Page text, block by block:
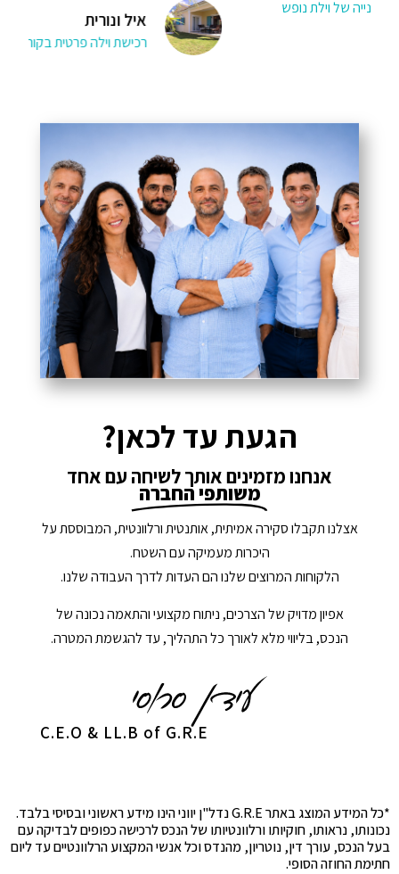
איל ונורית
רכישת וילה פרטית בקורפו
הגעת עד לכאן?
אנחנו מזמינים אותך לשיחה עם אחד
משותפי החברה
אצלנו תקבלו סקירה אמיתית, אותנטית ורלוונטית, המבוססת על
היכרות מעמיקה עם השטח.
הלקוחות המרוצים שלנו הם העדות לדרך העבודה שלנו.
אפיון מדויק של הצרכים, ניתוח מקצועי והתאמה נכונה של
הנכס, בליווי מלא לאורך כל התהליך, עד להגשמת המטרה.
C.E.O & LL.B of G.R.E
*כל המידע המוצג באתר G.R.E נדל"ן יווני הינו מידע ראשוני ובסיסי בלבד.
נכונותו, נראותו, חוקיותו ורלוונטיותו של הנכס לרכישה כפופים לבדיקה עם
בעל הנכס, עורך דין, נוטריון, מהנדס וכל אנשי המקצוע הרלוונטיים עד ליום
חתימת החוזה הסופי.